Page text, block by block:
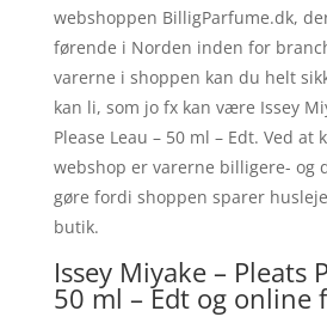
webshoppen BilligParfume.dk,
førende i Norden inden for
varerne i shoppen kan du helt
kan li, som jo fx kan være Issey
Please Leau – 50 ml – Edt. Ved at
webshop er varerne billigere- og
gøre fordi shoppen sparer
butik.
Issey Miyake – Pleats
50 ml – Edt og online